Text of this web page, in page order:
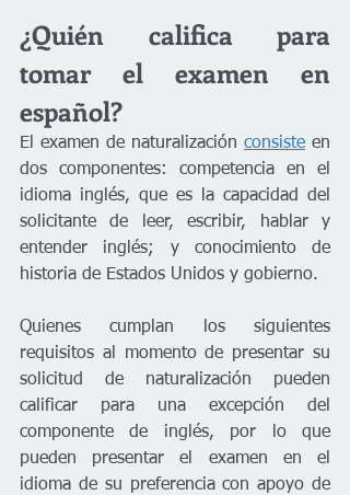
¿Quién califica para
tomar el examen en
español?
El examen de naturalización consiste en
dos componentes: competencia en el
idioma inglés, que es la capacidad del
solicitante de leer, escribir, hablar y
entender inglés; y conocimiento de
historia de Estados Unidos y gobierno.
Quienes cumplan los siguientes
requisitos al momento de presentar su
solicitud de naturalización pueden
calificar para una excepción del
componente de inglés, por lo que
pueden presentar el examen en el
idioma de su preferencia con apoyo de